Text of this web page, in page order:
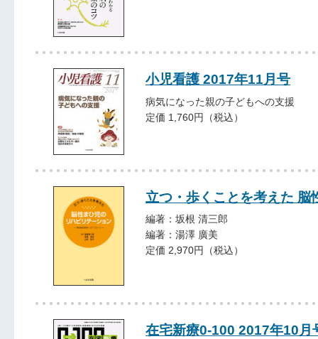
小児看護 2017年11月号
病気になった親の子どもへの支援
定価 1,760円（税込）
立つ・歩くことを考えた 脳
編著：坂根 清三郎
編著：湯澤 廣美
定価 2,970円（税込）
在宅新療0-100 2017年10月